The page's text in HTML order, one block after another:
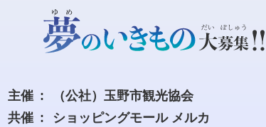
主催
（公社）玉野市観光協会
共催
ショッピングモール メルカ